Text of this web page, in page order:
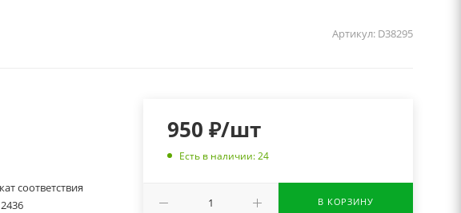
Артикул: D38295
соответствия
950 ₽/шт
Есть в наличии: 24
В КОРЗИНУ